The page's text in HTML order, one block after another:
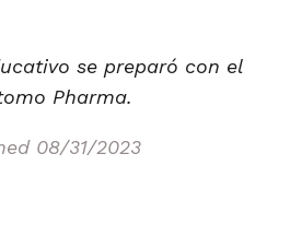
se preparó con el
Pharma.
08/31/2023